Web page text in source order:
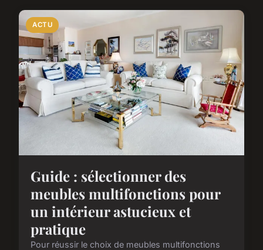
ACTU
Guide : sélectionner des
meubles multifonctions pour
un intérieur astucieux et
pratique
Pour réussir le choix de meubles multifonctions